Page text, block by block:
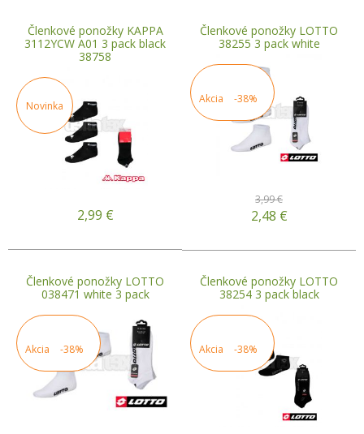
Členkové ponožky KAPPA
3112YCW A01 3 pack black
38758
Novinka
2,99 €
Členkové ponožky LOTTO
38255 3 pack white
Akcia -38%
3,99 €
2,48 €
Členkové ponožky LOTTO
038471 white 3 pack
Akcia -38%
Členkové ponožky LOTTO
38254 3 pack black
Akcia -38%